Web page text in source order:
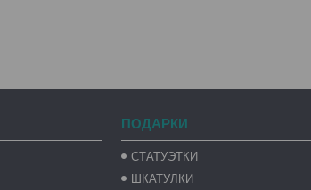
ПОДАРКИ
СТАТУЭТКИ
ШКАТУЛКИ